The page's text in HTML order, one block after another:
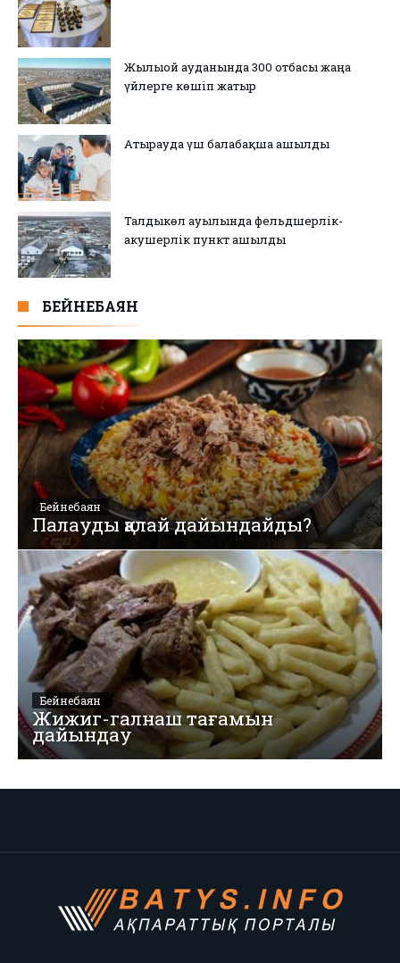
Жылыой ауданында 300 отбасы жаңа
үйлерге көшіп жатыр
Атырауда үш балабақша ашылды
Талдыкөл ауылында фельдшерлік-
акушерлік пункт ашылды
БЕЙНЕБАЯН
Бейнебаян
Палауды қалай дайындайды?
Бейнебаян
Жижиг-галнаш тағамын
дайындау